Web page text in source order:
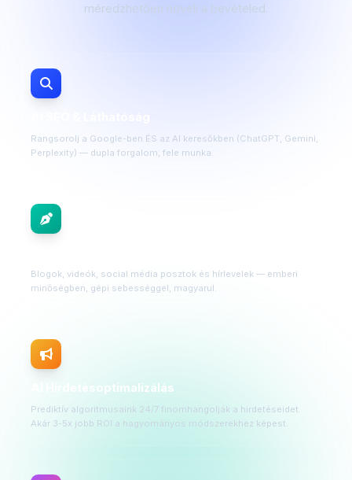
méredzhetően növeli a bevételed.
Rangsorolj a Google-ben ÉS az AI keresőkben (ChatGPT, Gemini,
Perplexity) — dupla forgalom, fele munka.
Blogok, videók, social média posztok és hírlevelek — emberi
minőségben, gépi sebességgel, magyarul.
AI Hirdetésoptimalizálás
Prediktív algoritmusaink 24/7 finomhangolják a hirdetéseidet.
Akár 3-5x jobb ROI a hagyományos módszerekhez képest.